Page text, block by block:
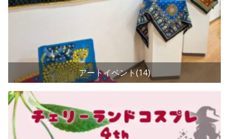
アートイベント(14)